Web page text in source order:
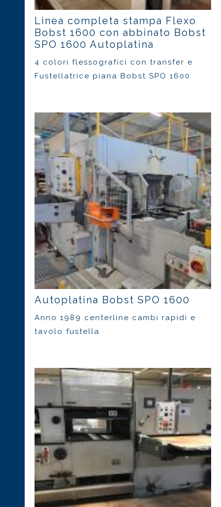
Linea completa stampa Flexo
Bobst 1600 con abbinato Bobst
SPO 1600 Autoplatina
4 colori flessografici con transfer e
Fustellatrice piana Bobst SPO 1600
Autoplatina Bobst SPO 1600
Anno 1989 centerline cambi rapidi e
tavolo fustella